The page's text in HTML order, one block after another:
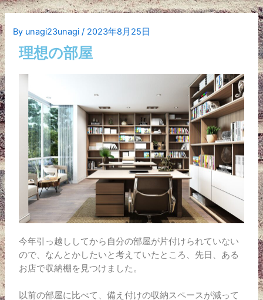
By unagi23unagi/ 2023年8月25日
理想の部屋
今年引っ越ししてから自分の部屋が片付けられていない
ので、なんとかしたいと考えていたところ、先日、ある
お店で収納棚を見つけました。
以前の部屋に比べて、備え付けの収納スペースが減って